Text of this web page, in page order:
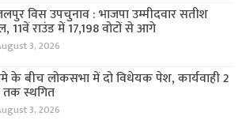
विस उपचुनाव : भाजपा उम्मीदवार सतीश
11वें राउंड में 17,198 वोटों से आगे
3, 2026
के बीच लोकसभा में दो विधेयक पेश, कार्यवाही 2
स्थगित
3, 2026